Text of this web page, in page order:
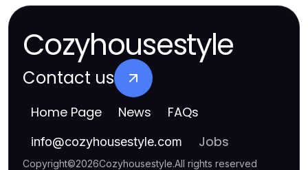
Cozyhousestyle
Contact us
Home Page News FAQs
info@cozyhousestyle.com Jobs
Copyright©2026Cozyhousestyle.All rights reserved